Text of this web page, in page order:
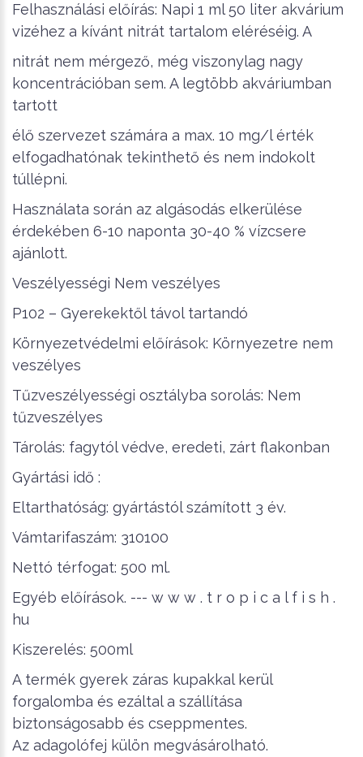
Felhasználási előírás: Napi 1 ml 50 liter akvárium
vizéhez a kívánt nitrát tartalom eléréséig. A
nitrát nem mérgező, még viszonylag nagy
koncentrációban sem. A legtöbb akváriumban
tartott
élő szervezet számára a max. 10 mg/l érték
elfogadhatónak tekinthető és nem indokolt
túllépni.
Használata során az algásodás elkerülése
érdekében 6-10 naponta 30-40 % vízcsere
ajánlott.
Veszélyességi Nem veszélyes
P102 – Gyerekektől távol tartandó
Környezetvédelmi előírások: Környezetre nem
veszélyes
Tűzveszélyességi osztályba sorolás: Nem
tűzveszélyes
Tárolás: fagytól védve, eredeti, zárt flakonban
Gyártási idő :
Eltarthatóság: gyártástól számított 3 év.
Vámtarifaszám: 310100
Nettó térfogat: 500 ml.
Egyéb előírások. --- w w w . t r o p i c a l f i s h .
hu
Kiszerelés: 500ml
A termék gyerek záras kupakkal kerül
forgalomba és ezáltal a szállítása
biztonságosabb és cseppmentes.
Az adagolófej külön megvásárolható.